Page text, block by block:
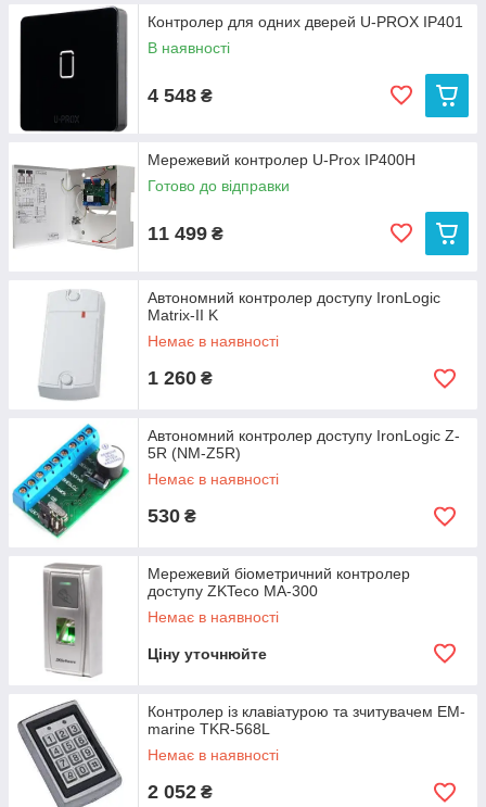
Контролер для одних дверей U-PROX IP401
В наявності
4 548 ₴
Мережевий контролер U-Prox IP400H
Готово до відправки
11 499 ₴
Автономний контролер доступу IronLogic
Matrix-II K
Немає в наявності
1 260 ₴
Автономний контролер доступу IronLogic Z-
5R (NM-Z5R)
Немає в наявності
530 ₴
Мережевий біометричний контролер
доступу ZKTeco MA-300
Немає в наявності
Ціну уточнюйте
Контролер із клавіатурою та зчитувачем EM-
marine TKR-568L
Немає в наявності
2 052 ₴